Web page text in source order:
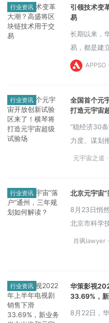
行业资讯
引领技术变
易
长期以来，
易，都是建
在高盛等大
全新系统，
行业资讯
全国首个元
打造元宇宙
“稳经济30
力度、谋划
积极培育发
行业资讯
北京元宇宙
8月23日悄
北京市科学
委员会、北
字特征鲜明
图在“元宇
行业资讯
华策影视
33.69%，
8月22日，